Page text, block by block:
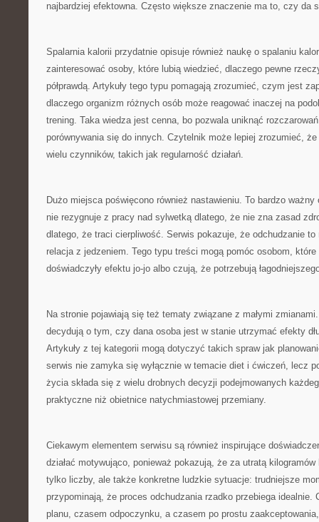
najbardziej efektowna. Często większe znaczenie ma to, czy da
Spalarnia kalorii przydatnie opisuje również naukę o spalaniu
zainteresować osoby, które lubią wiedzieć, dlaczego pewne
półprawdą. Artykuły tego typu pomagają zrozumieć, czym jest
dlaczego organizm różnych osób może reagować inaczej na
trening. Taka wiedza jest cenna, bo pozwala uniknąć
porównywania się do innych. Czytelnik może lepiej zrozumieć,
wielu czynników, takich jak regularność działań.
Dużo miejsca poświęcono również nastawieniu. To bardzo
nie rezygnuje z pracy nad sylwetką dlatego, że nie zna zasad
dlatego, że traci cierpliwość. Serwis pokazuje, że odchudzanie to
relacja z jedzeniem. Tego typu treści mogą pomóc osobom,
doświadczyły efektu jo-jo albo czują, że potrzebują
Na stronie pojawiają się też tematy związane z małymi
decydują o tym, czy dana osoba jest w stanie utrzymać efekty
Artykuły z tej kategorii mogą dotyczyć takich spraw jak
serwis nie zamyka się wyłącznie w temacie diet i ćwiczeń, lecz
życia składa się z wielu drobnych decyzji podejmowanych
praktyczne niż obietnice natychmiastowej przemiany.
Ciekawym elementem serwisu są również inspirujące
działać motywująco, ponieważ pokazują, że za utratą
tylko liczby, ale także konkretne ludzkie sytuacje: trudniejsze
przypominają, że proces odchudzania rzadko przebiega idealnie.
planu, czasem odpoczynku, a czasem po prostu